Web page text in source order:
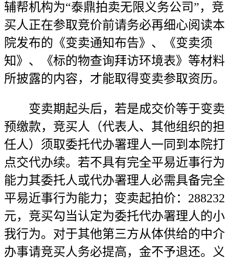
辅帮机构为“泰鼎拍卖无限义务公司”，竞
买人正在参取竞价前请务必再细心阅读本
院发布的《变卖通知布告》、《变卖须
知》、《标的物查询拜访环境表》等材料
所披露的内容，才能取得变卖参取资历。
变卖期起头后，若是成交价等于变卖
预缴款，竞买人（代表人、其他组织的担
任人）须取委托代办署理人一同到本院打
点交代办续。若不具有完全平易近事行为
能力其委托人或代办署理人必需具备完全
平易近事行为能力；变卖起拍价：288232
元，竞买勾当认定为委托代办署理人的小
我行为。对于其他第三方从体供给的中介
办事请竞买人务必提高，金不予退还。义